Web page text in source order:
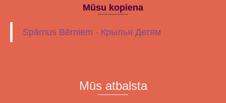
Mūsu kopiena
Spārnus Bērniem - Крылья Детям
Mūs atbalsta